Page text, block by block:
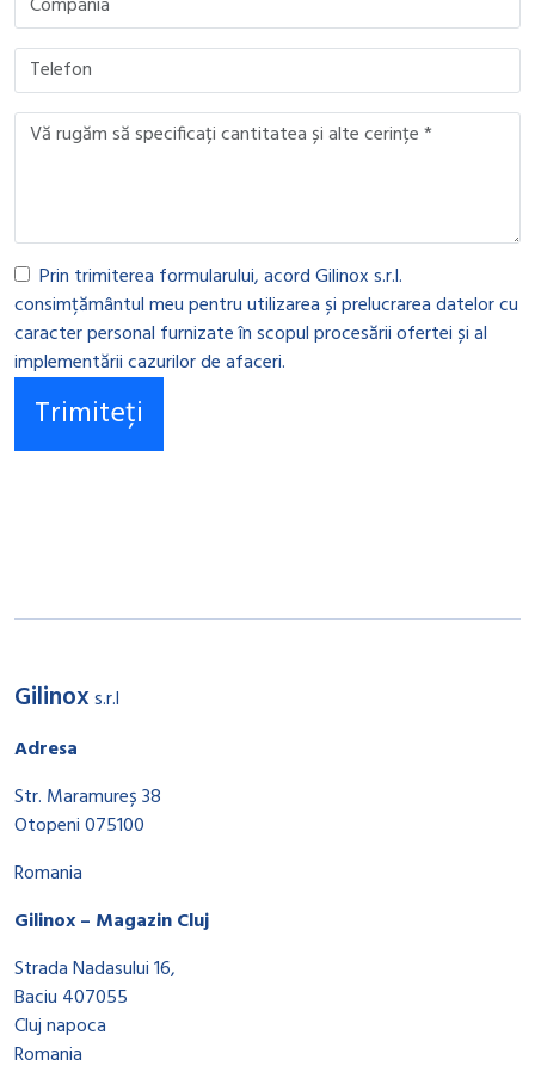
Prin trimiterea formularului, acord Gilinox s.r.l.
consimțământul meu pentru utilizarea și prelucrarea datelor cu
caracter personal furnizate în scopul procesării ofertei și al
implementării cazurilor de afaceri.
Gilinoxs.r.l
Adresa
Str. Maramureș 38
Otopeni 075100
Romania
Gilinox – Magazin Cluj
Strada Nadasului 16,
Baciu 407055
Cluj napoca
Romania